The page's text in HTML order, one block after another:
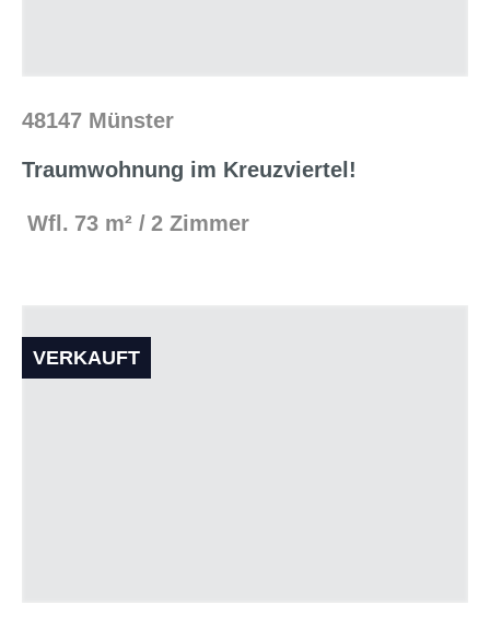
48147 Münster
Traumwohnung im Kreuzviertel!
Wfl. 73 m² 2 Zimmer
VERKAUFT